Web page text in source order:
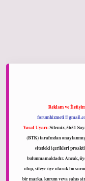
Reklam ve
Yasal Uyarı:Sitemiz, 5651
(BTK) tarafından
sitedeki içerikleri
bulunmamaktadır. Ancak,
olup, siteye üye olarak bu
bir marka, kurum veya şahıs